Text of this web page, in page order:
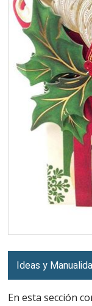
Ideas y
En esta sección